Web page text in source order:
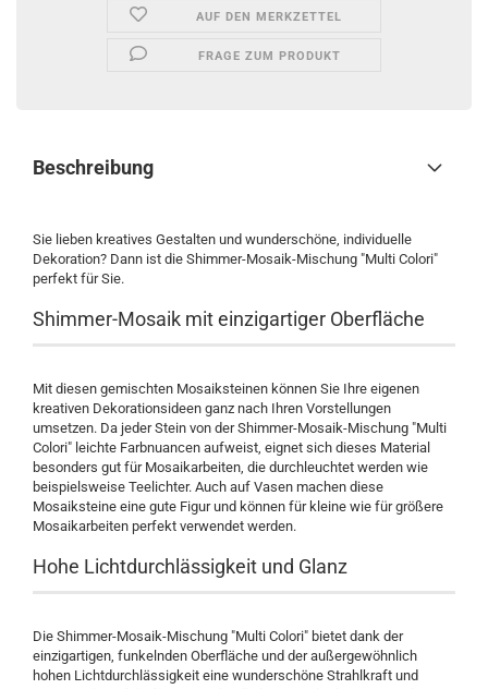
AUF DEN MERKZETTEL
FRAGE ZUM PRODUKT
Beschreibung
Sie lieben kreatives Gestalten und wunderschöne, individuelle
Dekoration? Dann ist die Shimmer-Mosaik-Mischung "Multi Colori"
perfekt für Sie.
Shimmer-Mosaik mit einzigartiger Oberfläche
Mit diesen gemischten Mosaiksteinen können Sie Ihre eigenen
kreativen Dekorationsideen ganz nach Ihren Vorstellungen
umsetzen. Da jeder Stein von der Shimmer-Mosaik-Mischung "Multi
Colori" leichte Farbnuancen aufweist, eignet sich dieses Material
besonders gut für Mosaikarbeiten, die durchleuchtet werden wie
beispielsweise Teelichter. Auch auf Vasen machen diese
Mosaiksteine eine gute Figur und können für kleine wie für größere
Mosaikarbeiten perfekt verwendet werden.
Hohe Lichtdurchlässigkeit und Glanz
Die Shimmer-Mosaik-Mischung "Multi Colori" bietet dank der
einzigartigen, funkelnden Oberfläche und der außergewöhnlich
hohen Lichtdurchlässigkeit eine wunderschöne Strahlkraft und